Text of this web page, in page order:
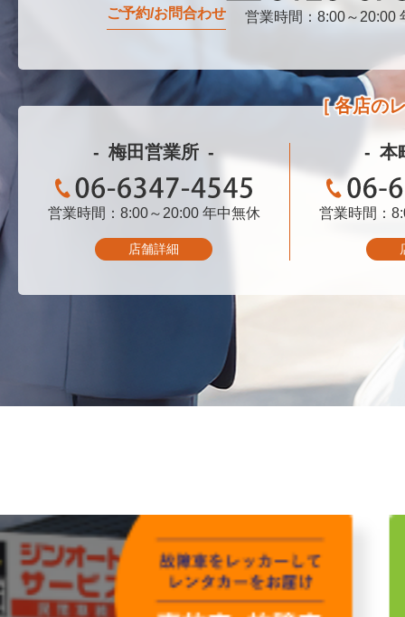
ご予約/お問合わせ
0120-076-750
営業時間：8:00～20:00
各店の
梅田営業所
06-6347-4545
営業時間：8:00～20:00 年中無休
店舗詳細
本
営業時間：